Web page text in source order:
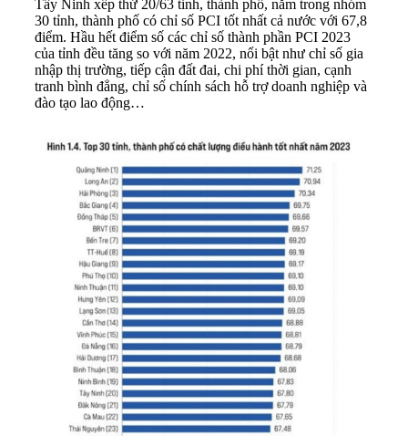
Tây Ninh xếp thứ 20/63 tỉnh, thành phố, nằm trong nhóm
30 tỉnh, thành phố có chỉ số PCI tốt nhất cả nước với 67,8
điểm. Hầu hết điểm số các chỉ số thành phần PCI 2023
của tỉnh đều tăng so với năm 2022, nổi bật như chỉ số gia
nhập thị trường, tiếp cận đất đai, chi phí thời gian, cạnh
tranh bình đẳng, chỉ số chính sách hỗ trợ doanh nghiệp và
đào tạo lao động…